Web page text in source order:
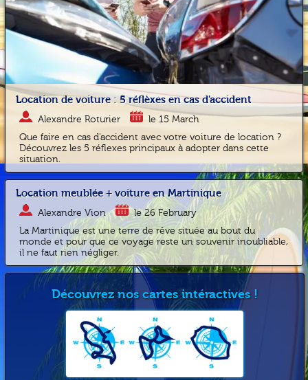
Location de voiture : 5 réflèxes en cas d'accident
Alexandre Roturier
le 15 March
Que faire en cas d'accident avec votre voiture de location ?
Découvrez les 5 réflexes principaux à adopter dans cette
situation.
Location meublée + voiture en Martinique
Alexandre Vion
le 26 February
La Martinique est une terre de rêve située au bout du
monde et pour que ce voyage reste un souvenir inoubliable,
il ne faut rien négliger.
Découvrez nos cartes intéractives !